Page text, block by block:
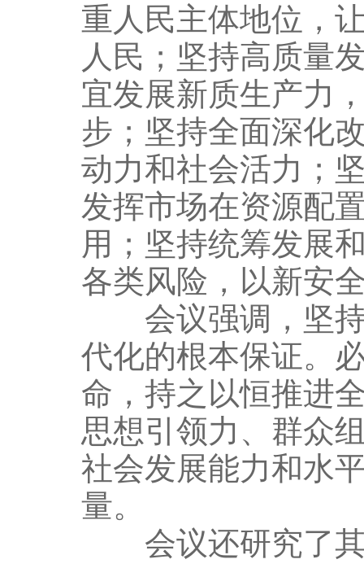
重人民主体地位，
人民；坚持高质量
宜发展新质生产力
步；坚持全面深化
动力和社会活力；
发挥市场在资源配
用；坚持统筹发展
各类风险，以新安
会议强调，坚持
代化的根本保证。
命，持之以恒推进
思想引领力、群众
社会发展能力和水
量。
会议还研究了其